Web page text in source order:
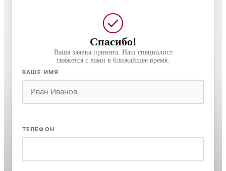
Спасибо!
Ваша заявка принята. Наш специалист
свяжется с вами в ближайшее время.
ВАШЕ ИМЯ
ТЕЛЕФОН